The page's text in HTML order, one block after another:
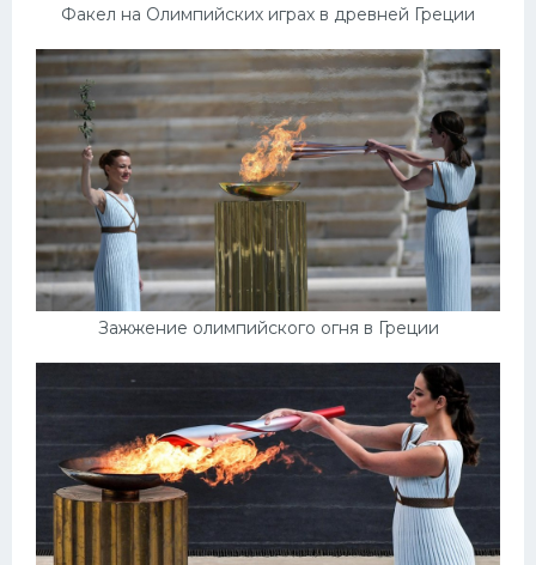
Факел на Олимпийских играх в древней Греции
Зажжение олимпийского огня в Греции